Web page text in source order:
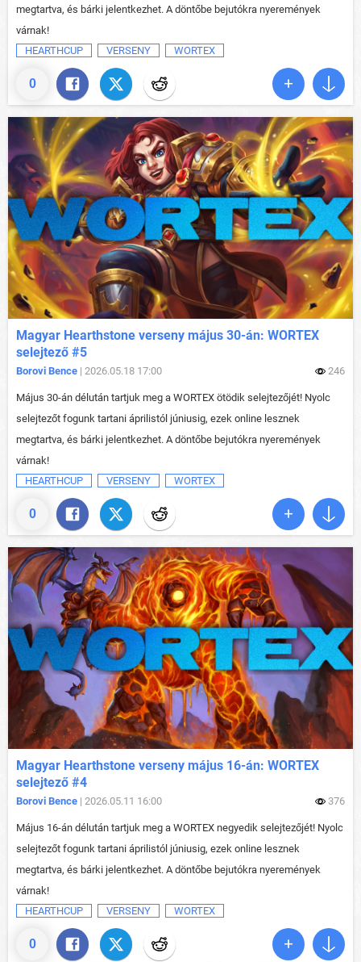
0
megtartva, és bárki jelentkezhet. A döntőbe bejutókra nyeremények
várnak!
HEARTHCUP
VERSENY WORTEX
0
Magyar Hearthstone verseny május 30-án: WORTEX
selejtező #5
Borovi Bence | 2026.05.18 17:00 246
Május 30-án délután tartjuk meg a WORTEX ötödik selejtezőjét! Nyolc
selejtezőt fogunk tartani áprilistól júniusig, ezek online lesznek
megtartva, és bárki jelentkezhet. A döntőbe bejutókra nyeremények
várnak!
HEARTHCUP
VERSENY WORTEX
0
Magyar Hearthstone verseny május 16-án: WORTEX
selejtező #4
Borovi Bence | 2026.05.11 16:00 376
Május 16-án délután tartjuk meg a WORTEX negyedik selejtezőjét! Nyolc
selejtezőt fogunk tartani áprilistól júniusig, ezek online lesznek
megtartva, és bárki jelentkezhet. A döntőbe bejutókra nyeremények
várnak!
HEARTHCUP
VERSENY WORTEX